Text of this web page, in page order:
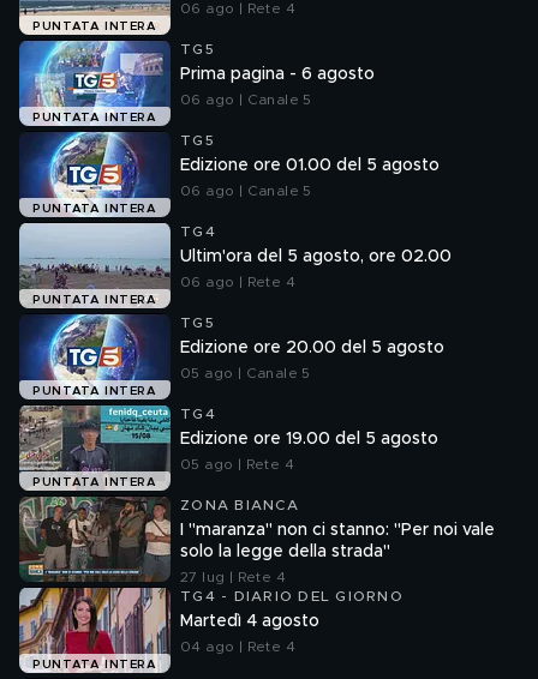
PUNTATA INTERA
06 ago | Rete 4
PUNTATA INTERA
TG5
Prima pagina - 6 agosto
06 ago | Canale 5
PUNTATA INTERA
TG5
Edizione ore 01.00 del 5 agosto
06 ago | Canale 5
PUNTATA INTERA
TG4
Ultim'ora del 5 agosto, ore 02.00
06 ago | Rete 4
PUNTATA INTERA
TG5
Edizione ore 20.00 del 5 agosto
05 ago | Canale 5
PUNTATA INTERA
TG4
Edizione ore 19.00 del 5 agosto
05 ago | Rete 4
ZONA BIANCA
I "maranza" non ci stanno: "Per noi vale
solo la legge della strada"
27 lug | Rete 4
PUNTATA INTERA
TG4 - DIARIO DEL GIORNO
Martedì 4 agosto
04 ago | Rete 4